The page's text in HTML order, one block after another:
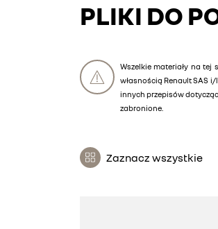
PLIKI DO
Wszelkie materiały na tej
własnością Renault SAS
innych przepisów
zabronione.
Zaznacz wszystkie